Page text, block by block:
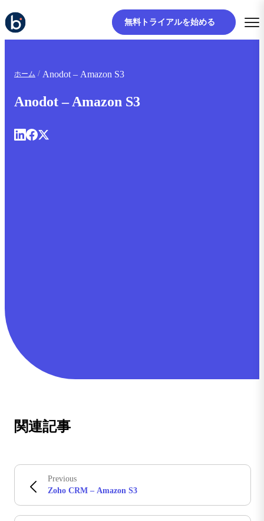
無料トライアルを始める
ホーム Anodot – Amazon S3
Anodot – Amazon S3
関連記事
Previous
Zoho CRM – Amazon S3